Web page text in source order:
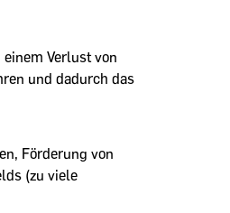
Verlust von
und dadurch das
Förderung von
(zu viele